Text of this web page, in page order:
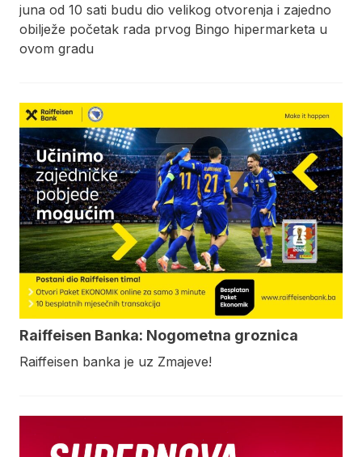
juna od 10 sati budu dio velikog otvorenja i zajedno
obilježe početak rada prvog Bingo hipermarketa u
ovom gradu
Raiffeisen Banka: Nogometna groznica
Raiffeisen banka je uz Zmajeve!